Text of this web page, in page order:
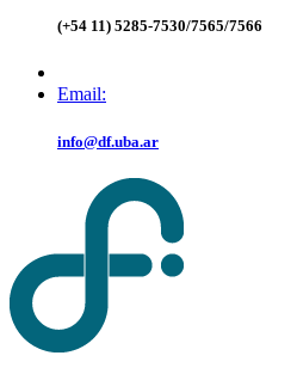
(+54 11) 5285-7530/7565/7566
Email:
info@df.uba.ar